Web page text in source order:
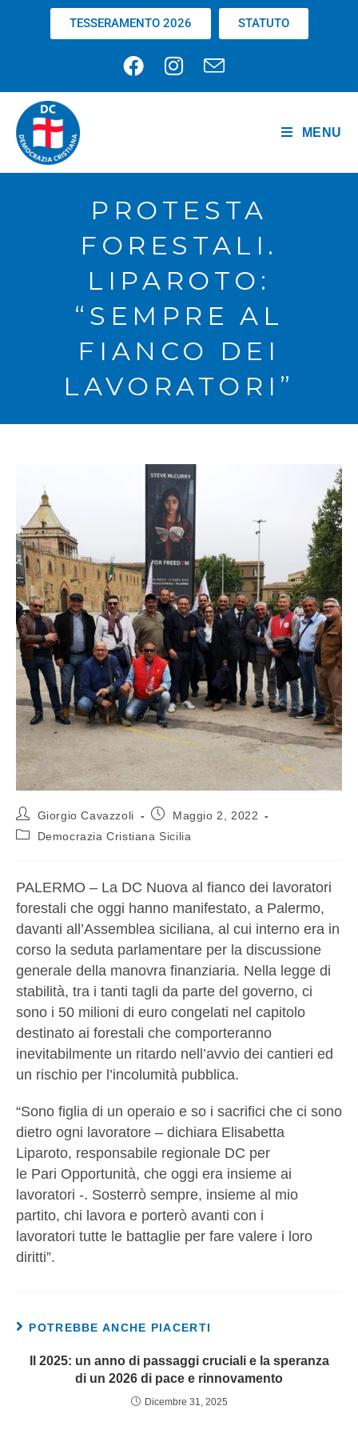
TESSERAMENTO 2026 STATUTO
MENU
PROTESTA
FORESTALI.
LIPAROTO:
“SEMPRE AL
FIANCO DEI
LAVORATORI”
Giorgio Cavazzoli
Maggio 2, 2022
Democrazia Cristiana Sicilia
PALERMO – La DC Nuova al fianco dei lavoratori
forestali che oggi hanno manifestato, a Palermo,
davanti all’Assemblea siciliana, al cui interno era in
corso la seduta parlamentare per la discussione
generale della manovra finanziaria. Nella legge di
stabilità, tra i tanti tagli da parte del governo, ci
sono i 50 milioni di euro congelati nel capitolo
destinato ai forestali che comporteranno
inevitabilmente un ritardo nell’avvio dei cantieri ed
un rischio per l’incolumità pubblica.
“Sono figlia di un operaio e so i sacrifici che ci sono
dietro ogni lavoratore – dichiara Elisabetta
Liparoto, responsabile regionale DC per
le Pari Opportunità, che oggi era insieme ai
lavoratori -. Sosterrò sempre, insieme al mio
partito, chi lavora e porterò avanti con i
lavoratori tutte le battaglie per fare valere i loro
diritti”.
POTREBBE ANCHE PIACERTI
Il 2025: un anno di passaggi cruciali e la speranza
di un 2026 di pace e rinnovamento
Dicembre 31, 2025